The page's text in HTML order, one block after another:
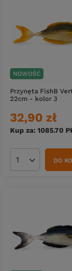
NOWOŚĆ
Przynęta FishB
22cm - kolor 3
32,90 zł
Kup za: 1085.70
Ilość produktów
DO